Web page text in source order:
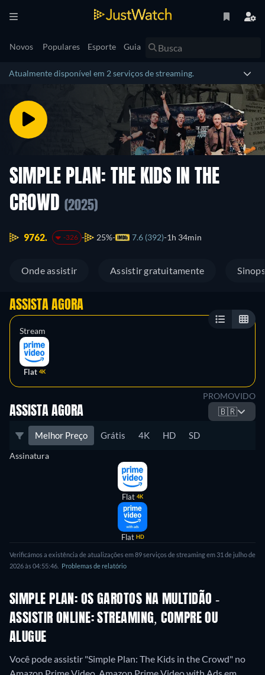
Novos Populares Esporte Guia
Atualmente disponível em 2 serviços de streaming.
SIMPLE PLAN: THE KIDS IN THE
CROWD (2025)
9762. -326 25% 7.6 (392) 1h 34min
Onde assistir Assistir gratuitamente
ASSISTA AGORA
Stream
Flat 4K
PROMOVIDO
ASSISTA AGORA 🇧🇷
Melhor Preço Grátis 4K HD SD
Assinatura
Flat 4K
Flat HD
Verificámos a existência de atualizações em 89 serviços de streaming em 31 de julho de
2026 às 04:55:46.
Problemas de relatório
SIMPLE PLAN: OS GAROTOS NA MULTIDÃO -
ASSISTIR ONLINE: STREAMING, COMPRE OU
ALUGUE
Você pode assistir "Simple Plan: The Kids in the Crowd" no